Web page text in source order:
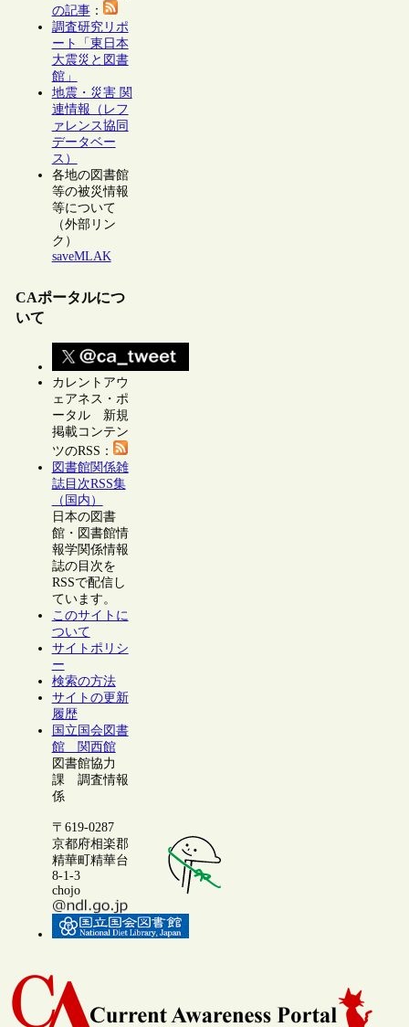
の記事：
調査研究リポ
ート「東日本
大震災と図書
館」
地震・災害 関
連情報（レフ
ァレンス協同
データベー
ス）
各地の図書館
等の被災情報
等について
（外部リン
ク）
saveMLAK
CAポータルにつ
いて
カレントアウ
ェアネス・ポ
ータル 新規
掲載コンテン
ツのRSS：
図書館関係雑
誌目次RSS集
（国内）
日本の図書
館・図書館情
報学関係情報
誌の目次を
RSSで配信し
ています。
このサイトに
ついて
サイトポリシ
ー
検索の方法
サイトの更新
履歴
国立国会図書
館 関西館
図書館協力
課 調査情報
係
〒619-0287
京都府相楽郡
精華町精華台
8-1-3
chojo